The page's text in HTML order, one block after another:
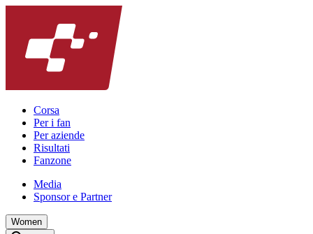
Corsa
Per i fan
Per aziende
Risultati
Fanzone
Media
Sponsor e Partner
Women